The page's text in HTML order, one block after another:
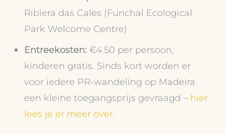
Ribiera das Cales (Funchal Ecological
Park Welcome Centre)
Entreekosten:€4.50 per persoon,
kinderen gratis. Sinds kort worden er
voor iedere PR-wandeling op Madeira
een kleine toegangsprijs gevraagd – hier
lees je er meer over.